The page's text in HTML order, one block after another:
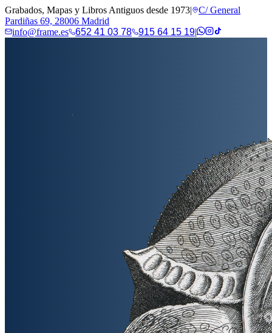
Grabados, Mapas y Libros Antiguos desde 1973|
C/ General
Pardiñas 69, 28006 Madrid
info@frame.es
652 41 03 78 915 64 15 19|